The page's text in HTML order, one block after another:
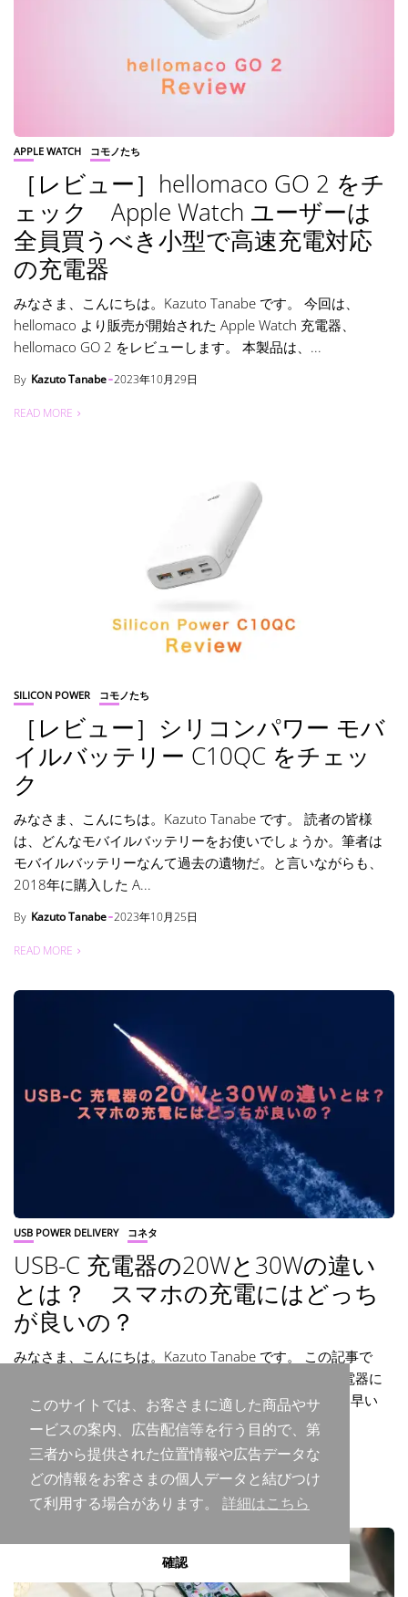
APPLE WATCH コモノたち
［レビュー］hellomaco GO 2 をチ
ェック Apple Watch ユーザーは
全員買うべき小型で高速充電対応
の充電器
みなさま、こんにちは。Kazuto Tanabe です。 今回は、
hellomaco より販売が開始された Apple Watch 充電器、
hellomaco GO 2 をレビューします。 本製品は、...
By Kazuto Tanabe 2023年10月29日
READ MORE
SILICON POWER コモノたち
［レビュー］シリコンパワー モバ
イルバッテリー C10QC をチェッ
ク
みなさま、こんにちは。Kazuto Tanabe です。 読者の皆様
は、どんなモバイルバッテリーをお使いでしょうか。筆者は
モバイルバッテリーなんて過去の遺物だ。と言いながらも、
2018年に購入した A...
By Kazuto Tanabe 2023年10月25日
READ MORE
USB POWER DELIVERY コネタ
USB-C 充電器の20Wと30Wの違い
とは？ スマホの充電にはどっち
が良いの？
みなさま、こんにちは。Kazuto Tanabe です。 この記事で
は、スマートフォンやタブレットを充電するための充電器に
書かれている20Wと30Wの違いをご紹介します。 結論 早い
話、この2つは充電...
Kazuto Tanabe 2023年10月22日
READ MORE
このサイトでは、お客さまに適した商品やサ
ービスの案内、広告配信等を行う目的で、第
三者から提供された位置情報や広告データな
どの情報をお客さまの個人データと結びつけ
て利用する場合があります。 詳細はこちら
確認